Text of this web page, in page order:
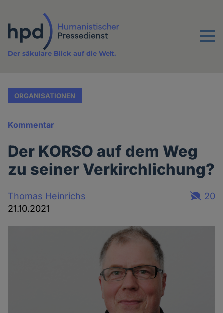
Inhalt
Menu
Der säkulare Blick auf die Welt.
ORGANISATIONEN
Kommentar
Der KORSO auf dem Weg
zu seiner Verkirchlichung?
Thomas Heinrichs
21.10.2021
20